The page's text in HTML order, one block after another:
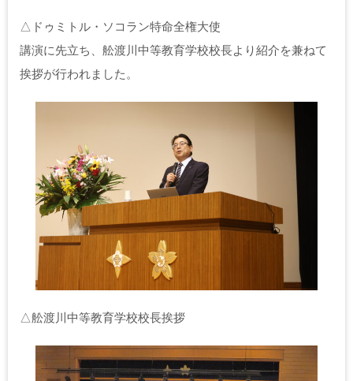
△ドゥミトル・ソコラン特命全権大使
講演に先立ち、舩渡川中等教育学校校長より紹介を兼ねて
挨拶が行われました。
△舩渡川中等教育学校校長挨拶